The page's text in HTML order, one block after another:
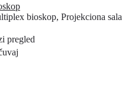
bioskop, Projekciona sala
pregled